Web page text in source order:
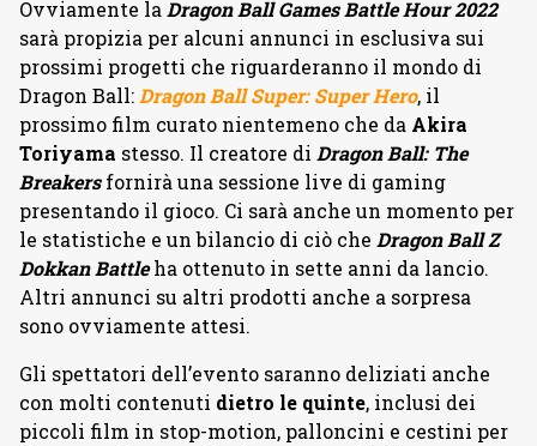
Ovviamente laDragon Ball Games Battle Hour 2022
sarà propizia per alcuni annunci in esclusiva sui
prossimi progetti che riguarderanno il mondo di
Dragon Ball:Dragon Ball Super: Super Hero, il
prossimo film curato nientemeno che da Akira
Toriyama stesso. Il creatore di Dragon Ball: The
Breakersfornirà una sessione live di gaming
presentando il gioco. Ci sarà anche un momento per
le statistiche e un bilancio di ciò che Dragon Ball Z
Dokkan Battleha ottenuto in sette anni da lancio.
Altri annunci su altri prodotti anche a sorpresa
sono ovviamente attesi.
Gli spettatori dell’evento saranno deliziati anche
con molti contenuti dietro le quinte, inclusi dei
piccoli film in stop-motion, palloncini e cestini per